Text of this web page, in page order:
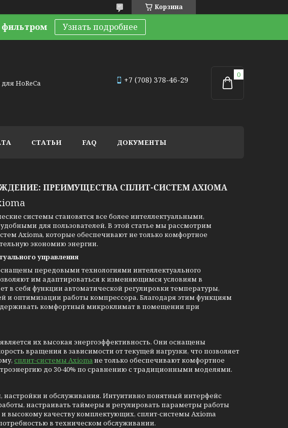
Корзина
фильтром Узнать подробнее
HoReCa +7 (708) 378-46-29
СТАТЬИ FAQ ДОКУМЕНТЫ
ПРЕИМУЩЕСТВА СПЛИТ-СИСТЕМ AXIOMA
системы становятся все более интеллектуальными,
для пользователей. В этой статье мы рассмотрим
Axioma, которые обеспечивают не только комфортное
экономию энергии.
управления
передовыми технологиями интеллектуального
им адаптироваться к изменяющимся условиям в
в себя функции автоматической регулировки температуры,
и оптимизации работы компрессора. Благодаря этим функциям
комфортный микроклимат в помещении при
их высокая энергоэффективность. Они оснащены
вращения в зависимости от текущей нагрузки, что позволяет
сплит-системы Axiomaне только обеспечивают комфортное
до 30-40% по сравнению с традиционными моделями.
настройки и обслуживания. Интуитивно понятный интерфейс
настраивать таймеры и регулировать параметры работы
высокому качеству комплектующих, сплит-системы Axioma
в техническом обслуживании.